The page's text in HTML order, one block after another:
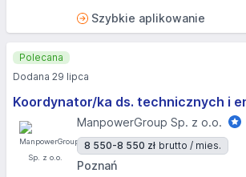
Szybkie aplikowanie
Koordynator/ka ds. technicznych i
ManpowerGroup Sp. z o.o.
8 550-8 550 zł brutto / mies.
Poznań
Polecana
Dodana 29 lipca